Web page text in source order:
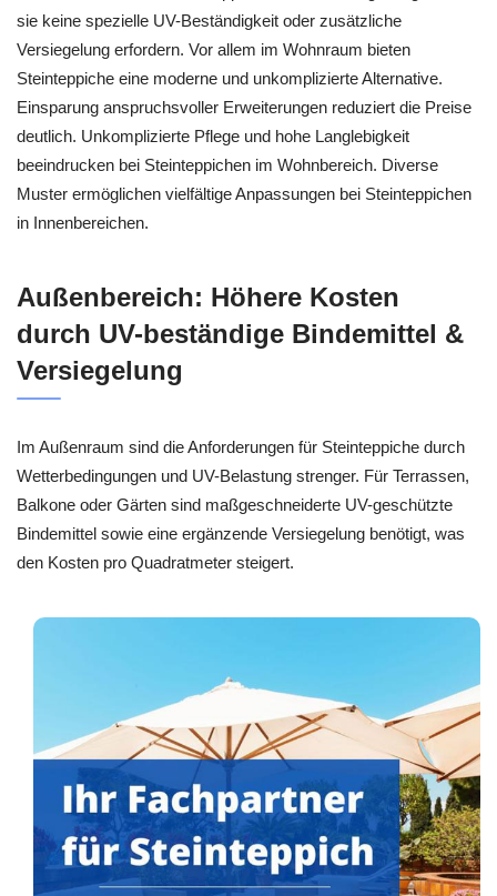
sie keine spezielle UV-Beständigkeit oder zusätzliche
Versiegelung erfordern. Vor allem im Wohnraum bieten
Steinteppiche eine moderne und unkomplizierte Alternative.
Einsparung anspruchsvoller Erweiterungen reduziert die Preise
deutlich. Unkomplizierte Pflege und hohe Langlebigkeit
beeindrucken bei Steinteppichen im Wohnbereich. Diverse
Muster ermöglichen vielfältige Anpassungen bei Steinteppichen
in Innenbereichen.
Außenbereich: Höhere Kosten
durch UV-beständige Bindemittel &
Versiegelung
Im Außenraum sind die Anforderungen für Steinteppiche durch
Wetterbedingungen und UV-Belastung strenger. Für Terrassen,
Balkone oder Gärten sind maßgeschneiderte UV-geschützte
Bindemittel sowie eine ergänzende Versiegelung benötigt, was
den Kosten pro Quadratmeter steigert.